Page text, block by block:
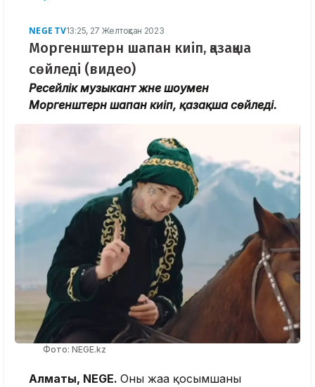
NEGE TV13:25, 27 Желтоқсан 2023
Моргенштерн шапан киіп, қазақша
сөйледі (видео)
Ресейлік музыкант және шоумен
Моргенштерн шапан киіп, қазақша сөйледі.
Фото: NEGE.kz
Алматы, NEGE. Оның жаңа қосымшаның